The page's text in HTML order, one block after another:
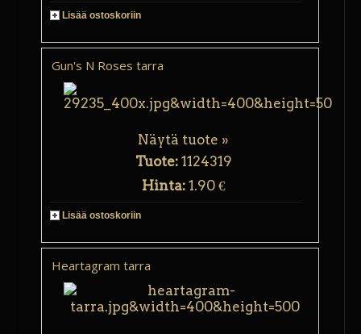
Lisää ostoskoriin
Gun's N Roses tarra
Näytä tuote »
Tuote: 1124319
Hinta: 1.90 €
Lisää ostoskoriin
Heartagram tarra